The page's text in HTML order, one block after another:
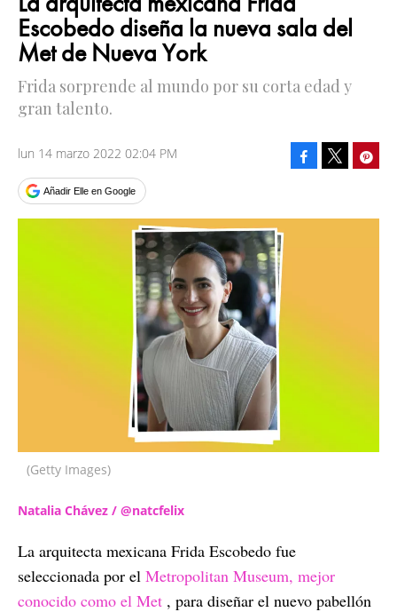
Escobedo diseña la nueva sala del
Met de Nueva York
Frida sorprende al mundo por su corta edad y
gran talento.
lun 14 marzo 2022 02:04 PM
Añadir Elle en Google
Facebook
(Getty Images)
Natalia Chávez / @natcfelix
La arquitecta mexicana Frida Escobedo fue
seleccionada por el Metropolitan Museum, mejor
conocido como el Met , para diseñar el nuevo pabellón